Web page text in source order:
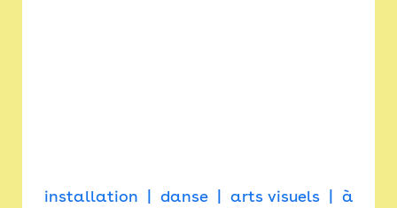
installation danse arts visuels
à